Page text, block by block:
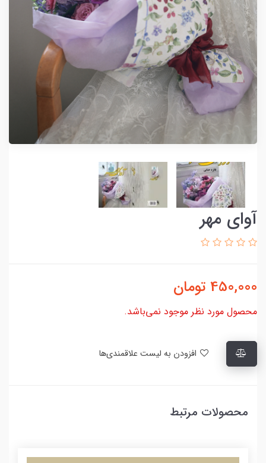
آوای مهر
450,000 تومان
محصول مورد نظر موجود نمی‌باشد.
محصولات مرتبط